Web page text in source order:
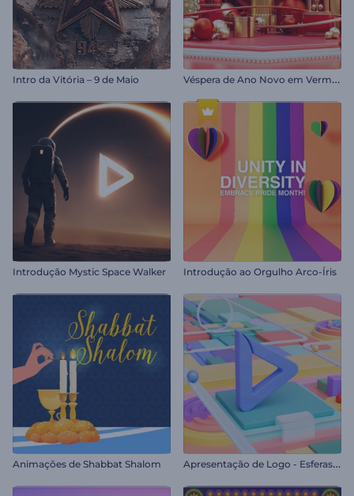
Intro da Vitória – 9 de Maio V
éspera de Ano Novo em Vermelho
Introdução Mystic Space Walker Introdução ao Orgulho Arco-Íris
Animações de Shabbat Shalom A
presentação de Logo - Esferas Cinéticas